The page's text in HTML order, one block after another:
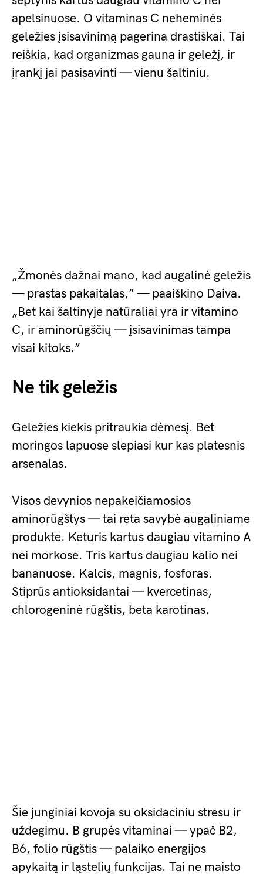
apelsinuose. O vitaminas C neheminės
geležies įsisavinimą pagerina drastiškai. Tai
reiškia, kad organizmas gauna ir geležį, ir
įrankį jai pasisavinti — vienu šaltiniu.
„Žmonės dažnai mano, kad augalinė geležis
— prastas pakaitalas,” — paaiškino Daiva.
„Bet kai šaltinyje natūraliai yra ir vitamino
C, ir aminorūgščių — įsisavinimas tampa
visai kitoks.”
Ne tik geležis
Geležies kiekis pritraukia dėmesį. Bet
moringos lapuose slepiasi kur kas platesnis
arsenalas.
Visos devynios nepakeičiamosios
aminorūgštys — tai reta savybė augaliniame
produkte. Keturis kartus daugiau vitamino A
nei morkose. Tris kartus daugiau kalio nei
bananuose. Kalcis, magnis, fosforas.
Stiprūs antioksidantai — kvercetinas,
chlorogeninė rūgštis, beta karotinas.
Šie junginiai kovoja su oksidaciniu stresu ir
uždegimu. B grupės vitaminai — ypač B2,
B6, folio rūgštis — palaiko energijos
apykaitą ir ląstelių funkcijas. Tai ne maisto